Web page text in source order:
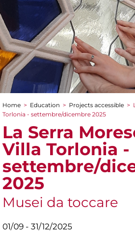
You are here
Home > Education > Projects accessible >
Torlonia - settembre/dicembre 2025
La Serra
Villa Torlonia -
settembre/
2025
Musei da toccare
01/09 - 31/12/2025